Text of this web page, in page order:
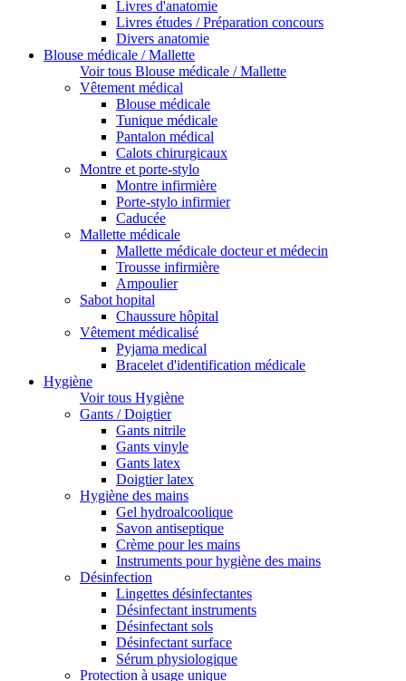
Livres d'anatomie
Livres études / Préparation concours
Divers anatomie
Blouse médicale / Mallette
Voir tous Blouse médicale / Mallette
Vêtement médical
Blouse médicale
Tunique médicale
Pantalon médical
Calots chirurgicaux
Montre et porte-stylo
Montre infirmière
Porte-stylo infirmier
Caducée
Mallette médicale
Mallette médicale docteur et médecin
Trousse infirmière
Ampoulier
Sabot hopital
Chaussure hôpital
Vêtement médicalisé
Pyjama medical
Bracelet d'identification médicale
Hygiène
Voir tous Hygiène
Gants / Doigtier
Gants nitrile
Gants vinyle
Gants latex
Doigtier latex
Hygiène des mains
Gel hydroalcoolique
Savon antiseptique
Crème pour les mains
Instruments pour hygiène des mains
Désinfection
Lingettes désinfectantes
Désinfectant instruments
Désinfectant sols
Désinfectant surface
Sérum physiologique
Protection à usage unique